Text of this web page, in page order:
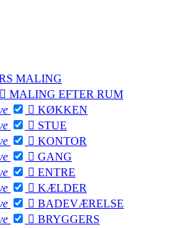
MALING
 MALING EFTER RUM
 KØKKEN
 STUE
 KONTOR
 GANG
 ENTRE
 KÆLDER
 BADEVÆRELSE
 BRYGGERS